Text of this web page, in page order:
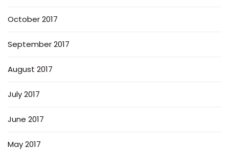
October 2017
September 2017
August 2017
July 2017
June 2017
May 2017